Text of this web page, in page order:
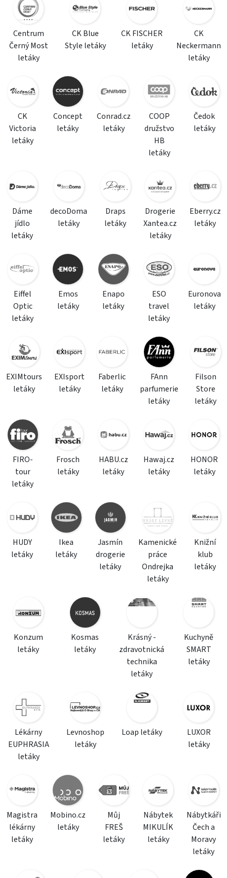
Centrum
Černý Most
letáky
CK Blue
Style letáky
CK FISCHER
letáky
CK
Neckermann
letáky
CK
Victoria
letáky
Concept
letáky
Conrad.cz
letáky
COOP
družstvo
HB
letáky
Čedok
letáky
Dáme
jídlo
letáky
decoDoma
letáky
Draps
letáky
Drogerie
Xantea.cz
letáky
Eberry.cz
letáky
Eiffel
Optic
letáky
Emos
letáky
Enapo
letáky
ESO
travel
letáky
Euronova
letáky
EXIMtours
letáky
EXIsport
letáky
Faberlic
letáky
FAnn
parfumerie
letáky
Filson
Store
letáky
FIRO-
tour
letáky
Frosch
letáky
HABU.cz
letáky
Hawaj.cz
letáky
HONOR
letáky
HUDY
letáky
Ikea
letáky
Jasmín
drogerie
letáky
Kamenické
práce
Ondrejka
letáky
Knižní
klub
letáky
Konzum
letáky
Kosmas
letáky
Krásný -
zdravotnická
technika
letáky
Kuchyně
SMART
letáky
Lékárny
EUPHRASIA
letáky
Levnoshop
letáky
Loap letáky
LUXOR
letáky
Magistra
lékárny
letáky
Mobino.cz
letáky
Můj
FREŠ
letáky
Nábytek
MIKULÍK
letáky
Nábytkáři
Čech a
Moravy
letáky